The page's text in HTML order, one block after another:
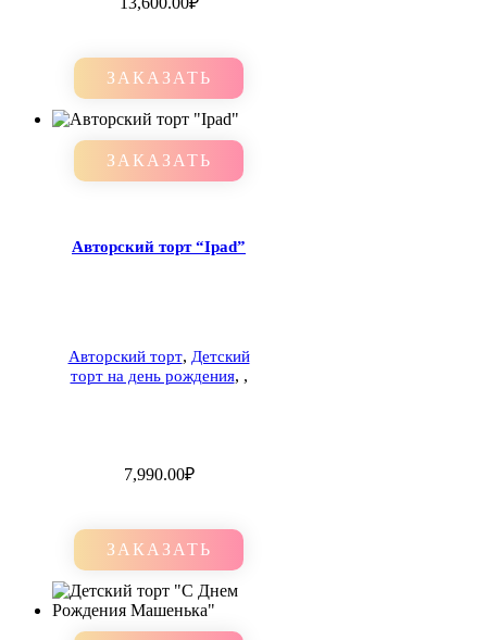
ЗАКАЗАТЬ
ЗАКАЗАТЬ
Авторский торт “Ipad”
Авторский торт, Детский
торт на день рождения, ,
7,990.00₽
ЗАКАЗАТЬ